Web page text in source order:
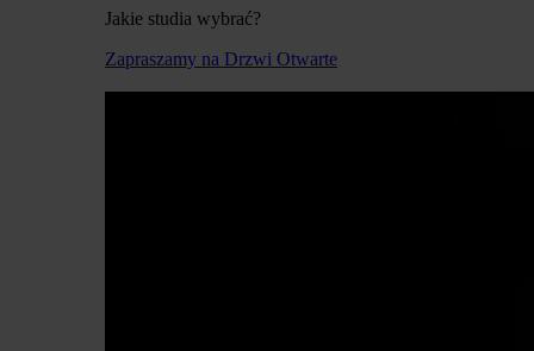
Jakie studia wybrać?
Zapraszamy na Drzwi Otwarte